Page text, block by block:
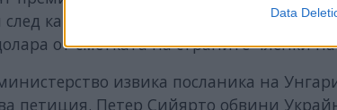
Data
след като Брюксел съобщи за плановете
от сметката на страните членки
извика посланика на
петиция. Петер Сийярто обвини